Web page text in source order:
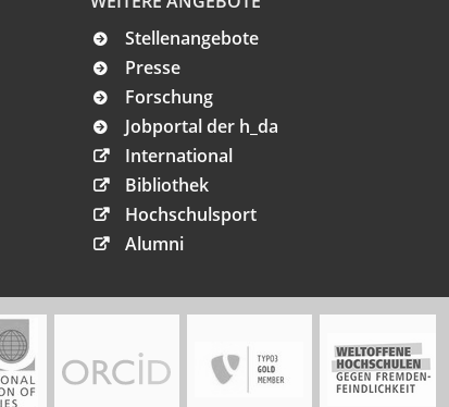
Stellenangebote
Presse
Forschung
Jobportal der h_da
International
Bibliothek
Hochschulsport
Alumni